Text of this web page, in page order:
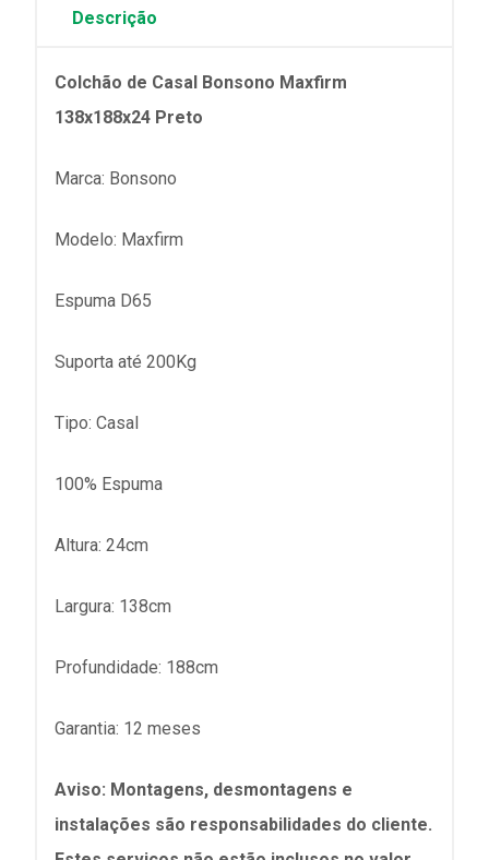
Descrição
Colchão de Casal Bonsono Maxfirm
138x188x24 Preto
Marca: Bonsono
Modelo: Maxfirm
Espuma D65
Suporta até 200Kg
Tipo: Casal
100% Espuma
Altura: 24cm
Largura: 138cm
Profundidade: 188cm
Garantia: 12 meses
Aviso: Montagens, desmontagens e
instalações são responsabilidades do cliente.